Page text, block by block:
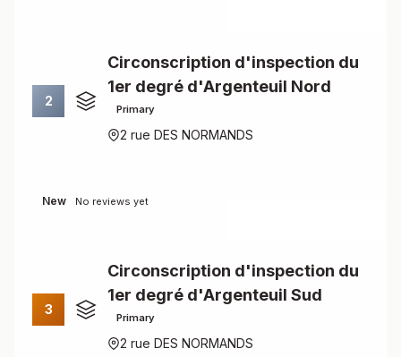
2
Circonscription d'inspection du
1er degré d'Argenteuil Nord
Primary
2 rue DES NORMANDS
New No reviews yet
3
Circonscription d'inspection du
1er degré d'Argenteuil Sud
Primary
2 rue DES NORMANDS